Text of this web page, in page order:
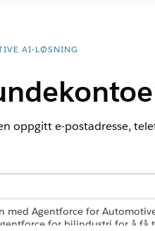
AI-LØSNING
oppgitt e-postadresse,
med Agentforce for
for bilindustri for å få